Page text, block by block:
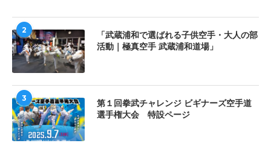
2
「武蔵浦和で選ばれる子供空手・大人の部
活動｜極真空手 武蔵浦和道場」
3
第１回拳武チャレンジ ビギナーズ空手道
選手権大会 特設ページ